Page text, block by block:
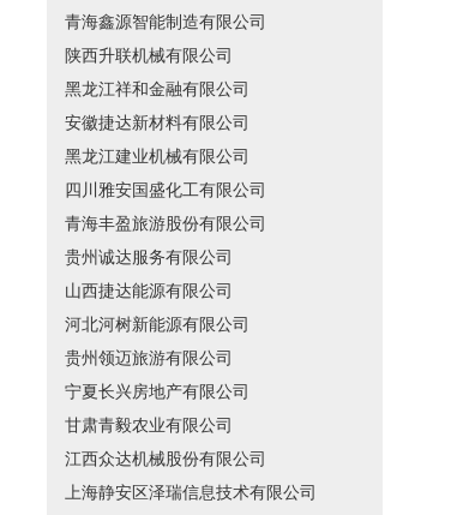
青海鑫源智能制造有限公司
陕西升联机械有限公司
黑龙江祥和金融有限公司
安徽捷达新材料有限公司
黑龙江建业机械有限公司
四川雅安国盛化工有限公司
青海丰盈旅游股份有限公司
贵州诚达服务有限公司
山西捷达能源有限公司
河北河树新能源有限公司
贵州领迈旅游有限公司
宁夏长兴房地产有限公司
甘肃青毅农业有限公司
江西众达机械股份有限公司
上海静安区泽瑞信息技术有限公司